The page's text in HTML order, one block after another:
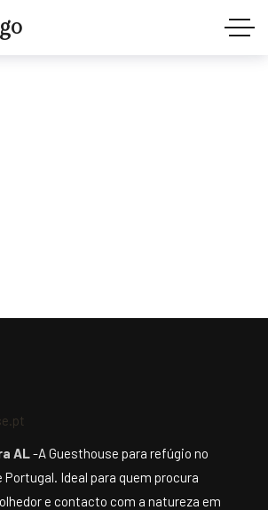
AL-A Guesthouse para refúgio no
Ideal para quem procura
e contacto com a natureza em